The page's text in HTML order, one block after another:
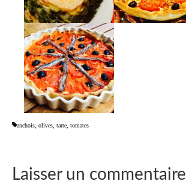
anchois olives tarte tomates
Laisser un commentaire